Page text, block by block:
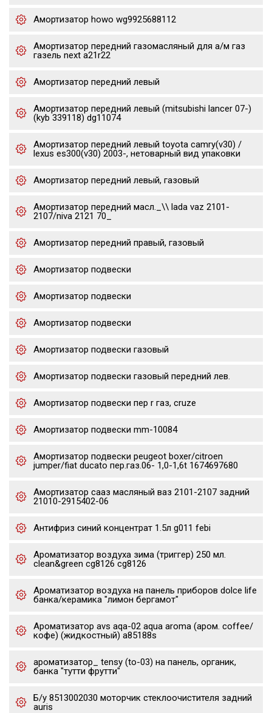
Амортизатор howo wg9925688112
Амортизатор передний газомасляный для а/м газ
газель next a21r22
Амортизатор передний левый
Амортизатор передний левый (mitsubishi lancer 07-)
(kyb 339118) dg11074
Амортизатор передний левый toyota camry(v30) /
lexus es300(v30) 2003-, нетоварный вид упаковки
Амортизатор передний левый, газовый
Амортизатор передний масл._\\ lada vaz 2101-
2107/niva 2121 70_
Амортизатор передний правый, газовый
Амортизатор подвески
Амортизатор подвески
Амортизатор подвески
Амортизатор подвески газовый
Амортизатор подвески газовый передний лев.
Амортизатор подвески пер r газ, cruze
Амортизатор подвески mm-10084
Амортизатор подвески peugeot boxer/citroen
jumper/fiat ducato пер.газ.06- 1,0-1,6t 1674697680
Амортизатор сааз масляный ваз 2101-2107 задний
21010-2915402-06
Антифриз синий концентрат 1.5л g011 febi
Ароматизатор воздуха зима (триггер) 250 мл.
clean&green cg8126 cg8126
Ароматизатор воздуха на панель приборов dolce life
банка/керамика "лимон бергамот"
Ароматизатор avs aqa-02 aqua aroma (аром. coffee/
кофе) (жидкостный) a85188s
ароматизатор_ tensy (to-03) на панель, органик,
банка "тутти фрутти"
Б/у 8513002030 моторчик стеклоочистителя задний
auris